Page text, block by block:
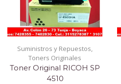
Suministros y Repuestos,
Toners Originales
Toner Original RICOH SP
4510